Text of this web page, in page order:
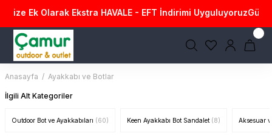
Ek Olarak Ekstra HAVALE - EFT İndirimi UyguluyoruzGüvenli
Anasayfa Ayakkabı ve Botlar
İlgili Alt Kategoriler
Outdoor Bot ve Ayakkabıları (60) Keen Ayakkabı Bot Sandalet (8) Aksesuar